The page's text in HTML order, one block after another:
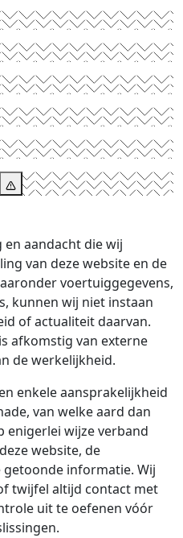
aandacht die wij
van deze website en de
voertuiggegevens,
kunnen wij niet instaan
of actualiteit daarvan.
afkomstig van externe
de werkelijkheid.
enkele aansprakelijkheid
van welke aard dan
enigerlei wijze verband
website, de
informatie. Wij
twijfel altijd contact met
uit te oefenen vóór